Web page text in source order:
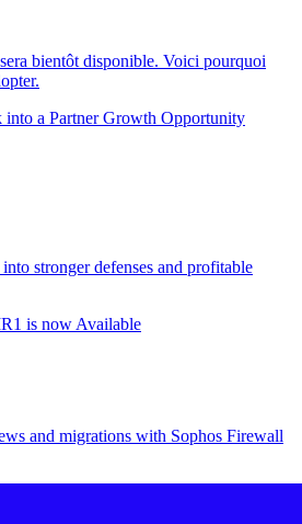
bientôt disponible. Voici pourquoi
stronger defenses and profitable
and migrations with Sophos Firewall